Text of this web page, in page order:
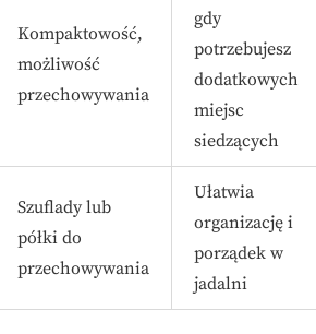
Kompaktowość,
możliwość
przechowywania
gdy
potrzebujesz
dodatkowych
miejsc
siedzących
Szuflady lub
półki do
przechowywania
Ułatwia
organizację i
porządek w
jadalni